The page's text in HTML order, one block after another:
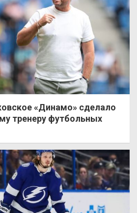
«Динамо» сделало
тренеру футбольных